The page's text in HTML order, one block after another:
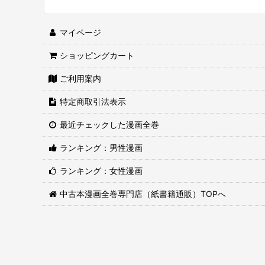
マイページ
ショッピングカート
ご利用案内
特定商取引法表示
最近チェックした漫画全巻
ランキング：男性漫画
ランキング：女性漫画
中古本漫画全巻専門店（紙書籍通販）TOPへ